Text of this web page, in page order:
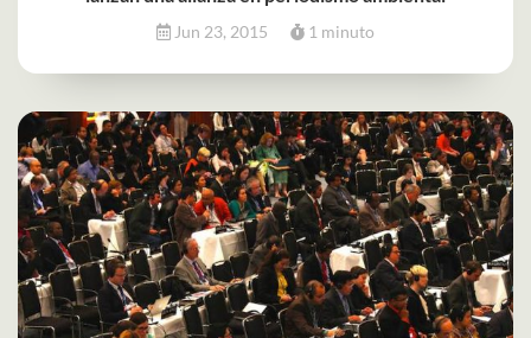
Jun 23, 2015 1 minuto